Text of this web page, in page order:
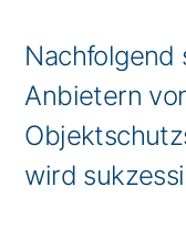
Nachfolgend
Anbietern
wird